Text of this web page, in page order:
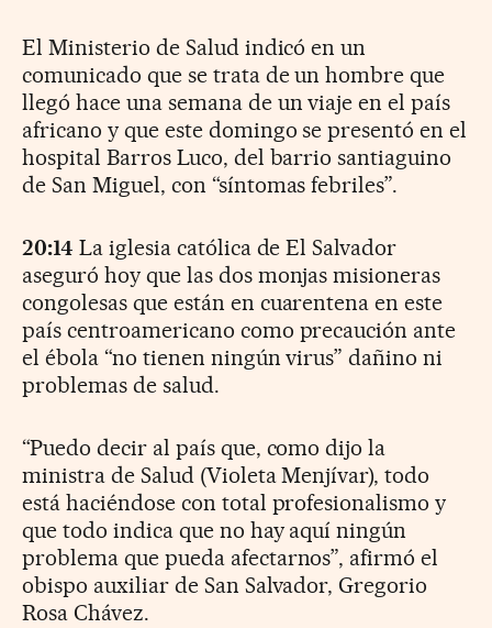
El Ministerio de Salud indicó en un
comunicado que se trata de un hombre que
llegó hace una semana de un viaje en el país
africano y que este domingo se presentó en el
hospital Barros Luco, del barrio santiaguino
de San Miguel, con “síntomas febriles”.
20:14 La iglesia católica de El Salvador
aseguró hoy que las dos monjas misioneras
congolesas que están en cuarentena en este
país centroamericano como precaución ante
el ébola “no tienen ningún virus” dañino ni
problemas de salud.
“Puedo decir al país que, como dijo la
ministra de Salud (Violeta Menjívar), todo
está haciéndose con total profesionalismo y
que todo indica que no hay aquí ningún
problema que pueda afectarnos”, afirmó el
obispo auxiliar de San Salvador, Gregorio
Rosa Chávez.